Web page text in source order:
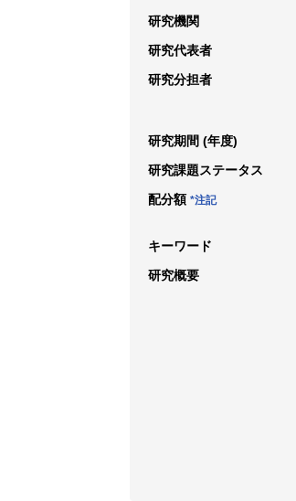
研究機関
研究代表者
研究分担者
研究期間 (年度)
研究課題ステータス
配分額 *注記
キーワード
研究概要